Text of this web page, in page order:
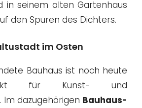
in seinem alten Gartenhaus
den Spuren des Dichters.
im Osten
Bauhaus ist noch heute
für Kunst- und
Im dazugehörigen Bauhaus-